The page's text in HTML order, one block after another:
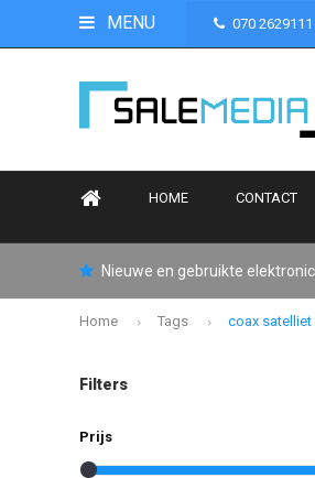
MENU 070 2629111
HOME CONTACT
Nieuwe en gebruikte
Home Tags coax satelliet
Filters
Prijs